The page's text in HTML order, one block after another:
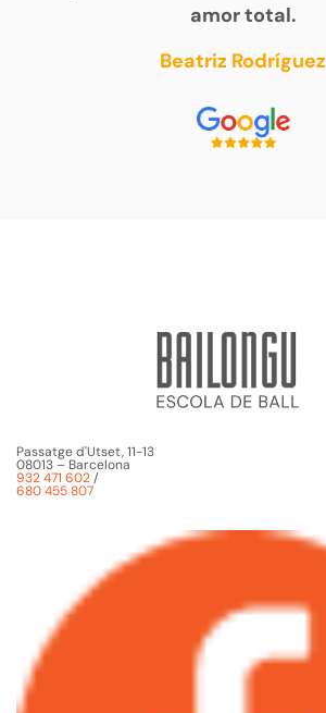
amor total.
Beatriz Rodríguez
Passatge d'Utset, 11-13
08013 – Barcelona
932 471 602/
680 455 807